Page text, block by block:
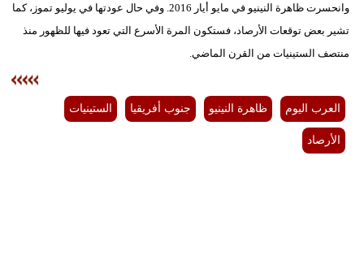
وانحسرت ظاهرة النينيو في مايو أيار 2016. وفي حال عودتها في يوليو تموز، كما
تشير بعض توقعات الأرصاد، فستكون المرة الأسرع التي تعود فيها للظهور منذ
منتصف الستينيات من القرن الماضي.
العرب اليوم ظاهرة النينيو جنوب أفريقيا الستينيات
الأرصاد